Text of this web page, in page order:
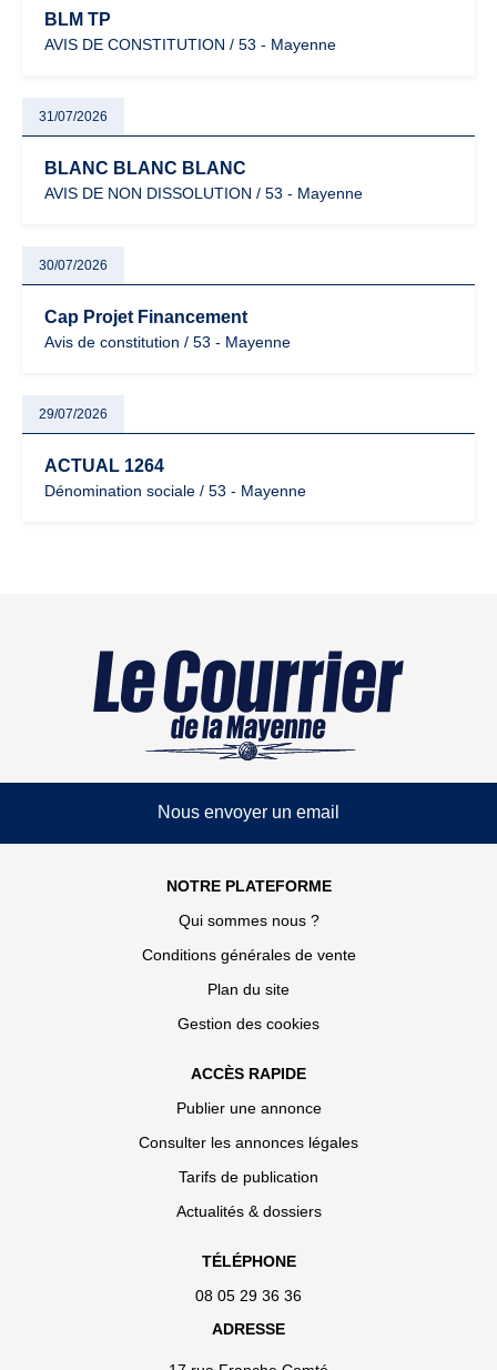
BLM TP
AVIS DE CONSTITUTION / 53 - Mayenne
31/07/2026
BLANC BLANC BLANC
AVIS DE NON DISSOLUTION / 53 - Mayenne
30/07/2026
Cap Projet Financement
Avis de constitution / 53 - Mayenne
29/07/2026
ACTUAL 1264
Dénomination sociale / 53 - Mayenne
Nous envoyer un email
NOTRE PLATEFORME
Qui sommes nous ?
Conditions générales de vente
Plan du site
Gestion des cookies
ACCÈS RAPIDE
Publier une annonce
Consulter les annonces légales
Tarifs de publication
Actualités & dossiers
TÉLÉPHONE
08 05 29 36 36
ADRESSE